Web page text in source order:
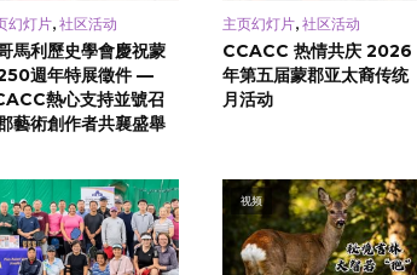
幻灯片, 社区活动
馬利歷史學會慶祝蒙
週年特展徵件 —
熱心支持並號召
藝術創作者共襄盛舉
主页幻灯片, 社区活动
CCACC 热情共庆 2026
年第五届蒙郡亚太裔传统
月活动
视频